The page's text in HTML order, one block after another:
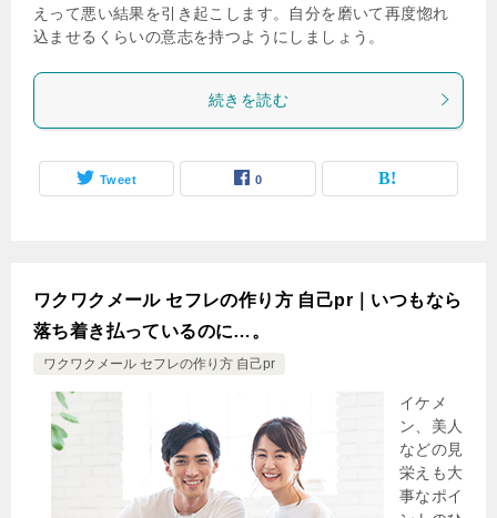
えって悪い結果を引き起こします。自分を磨いて再度惚れ
込ませるくらいの意志を持つようにしましょう。
続きを読む
Tweet 0
ワクワクメール セフレの作り方 自己pr｜いつもなら
落ち着き払っているのに…。
ワクワクメール セフレの作り方 自己pr
イケメ
ン、美人
などの見
栄えも大
事なポイ